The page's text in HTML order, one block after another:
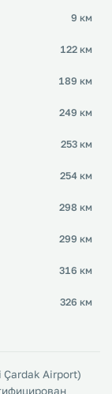
9 км
122 км
189 км
249 км
253 км
254 км
298 км
299 км
316 км
326 км
Çardak Airport)